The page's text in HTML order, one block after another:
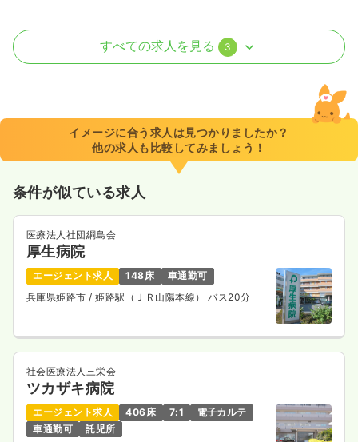
透析 正・准看護師
8:30～17:00
4週8休以上
ブランク可 第二新卒可 月給27万円以上可
気になる
オペ室(手術室)正・准看護師 一般病院
一時募集休止
給与 22.5〜27.0万円/月 賞与2回
時間 8:30～17:00
日祝休み
ブランク可
気になる 詳細を見る
すべての求人を見る 3
イメージに合う求人は見つかりましたか？
他の求人も比較してみましょう！
条件が似ている求人
医療法人社団綱島会
厚生病院
エージェント求人 148床
車通勤可
兵庫県姫路市 / 姫路駅（ＪＲ山陽本線） バス20分
社会医療法人三栄会
ツカザキ病院
エージェント求人 406床 7:1
電子カルテ
車通勤可
託児所